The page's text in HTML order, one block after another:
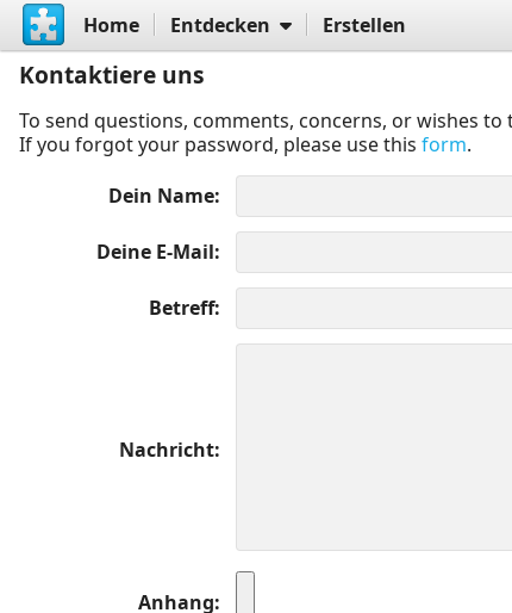
Home Entdecken Erstellen
Kontaktiere uns
To send questions, comments, concerns, or wishes
If you forgot your password, please use this form.
Dein Name
Deine E-Mail
Betreff
Nachricht
Anhang